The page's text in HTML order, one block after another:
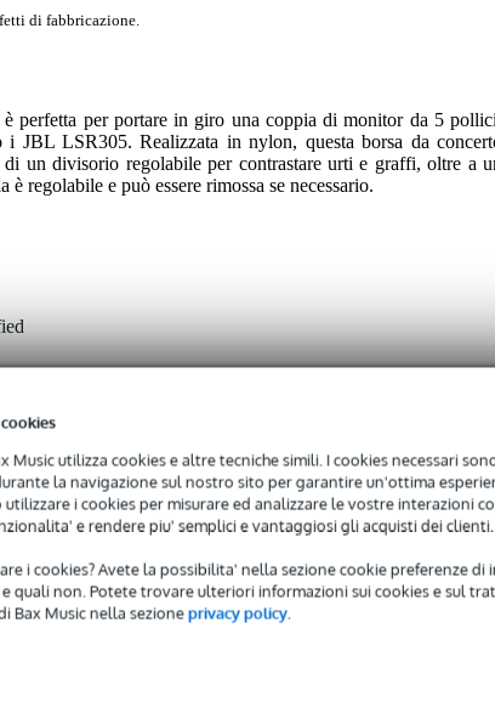
Music utilizza cookies e altre tecniche simili. I cookies necessari
la navigazione sul nostro sito per garantire un'ottima
i cookies per misurare ed analizzare le vostre interazioni
e rendere piu' semplici e vantaggiosi gli acquisti dei clienti.
i cookies? Avete la possibilita' nella sezione cookie preferenze di
quali non. Potete trovare ulteriori informazioni sui cookies e sul
Bax Music nella sezioneprivacy policy.
di fabbricazione.
perfetta per portare in giro una coppia di monitor da 5
LSR305. Realizzata in nylon, questa borsa da
un divisorio regolabile per contrastare urti e graffi, oltre a
regolabile e può essere rimossa se necessario.
(specific brand/type)
x 33,0 cm